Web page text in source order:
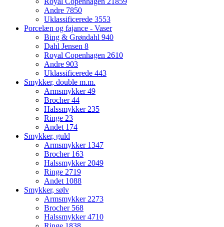
Andre 7850
Uklassificerede 3553
Porcelæn og fajance - Vaser
Bing & Grøndahl 940
Dahl Jensen 8
Royal Copenhagen 2610
Andre 903
Uklassificerede 443
Smykker, double m.m.
Armsmykker49
Brocher44
Halssmykker235
Ringe 23
Andet 174
Smykker, guld
Armsmykker 1347
Brocher 163
Halssmykker2049
Ringe 2719
Andet 1088
Smykker, sølv
Armsmykker2273
Brocher 568
Halssmykker4710